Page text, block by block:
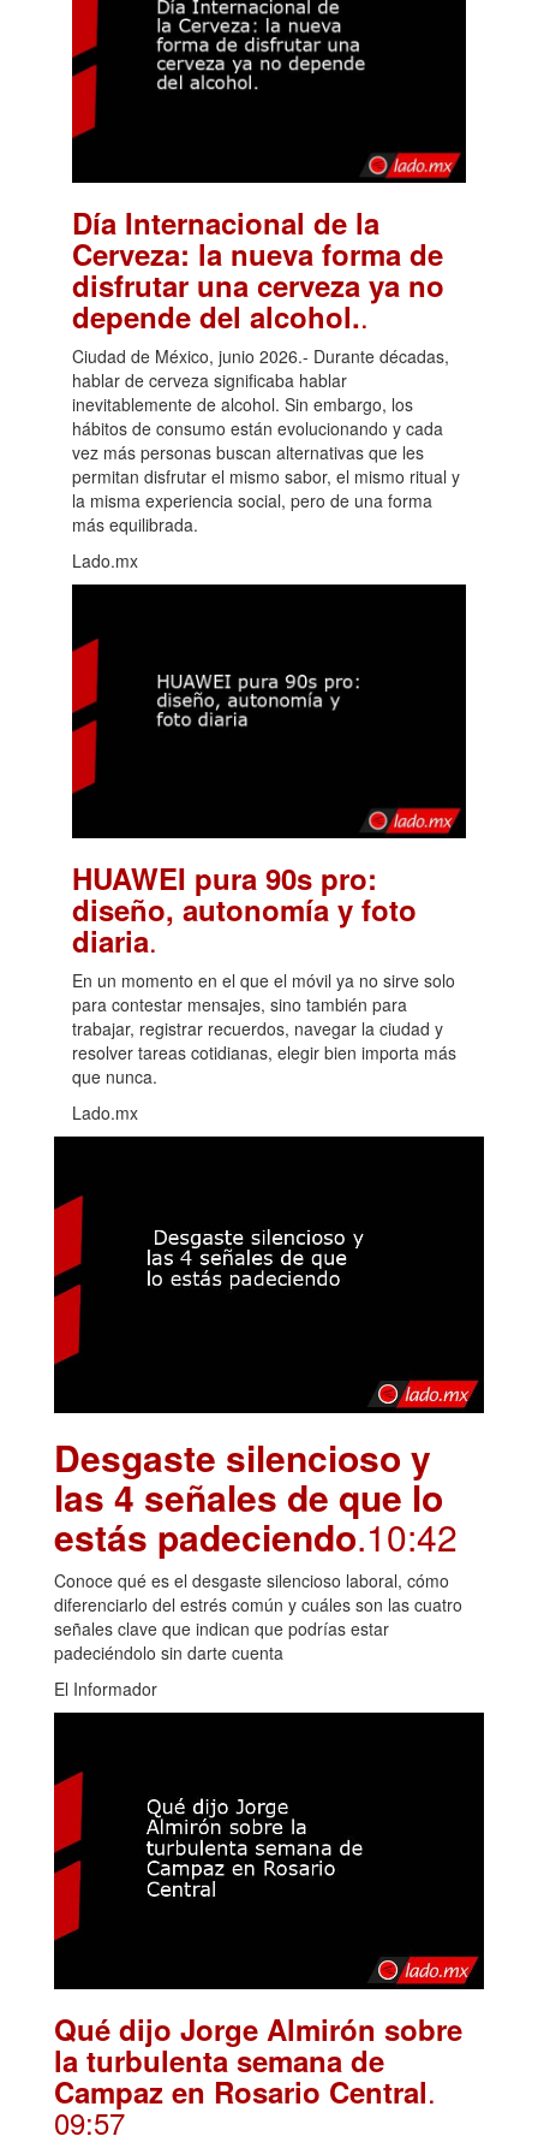
Día Internacional de la
Cerveza: la nueva forma de
disfrutar una cerveza ya no
depende del alcohol..
Ciudad de México, junio 2026.- Durante décadas,
hablar de cerveza significaba hablar
inevitablemente de alcohol. Sin embargo, los
hábitos de consumo están evolucionando y cada
vez más personas buscan alternativas que les
permitan disfrutar el mismo sabor, el mismo ritual y
la misma experiencia social, pero de una forma
más equilibrada.
Lado.mx
HUAWEI pura 90s pro:
diseño, autonomía y foto
diaria.
En un momento en el que el móvil ya no sirve solo
para contestar mensajes, sino también para
trabajar, registrar recuerdos, navegar la ciudad y
resolver tareas cotidianas, elegir bien importa más
que nunca.
Lado.mx
Desgaste silencioso y
las 4 señales de que lo
estás padeciendo.10:42
Conoce qué es el desgaste silencioso laboral, cómo
diferenciarlo del estrés común y cuáles son las cuatro
señales clave que indican que podrías estar
padeciéndolo sin darte cuenta
El Informador
Qué dijo Jorge Almirón sobre
la turbulenta semana de
Campaz en Rosario Central.
09:57